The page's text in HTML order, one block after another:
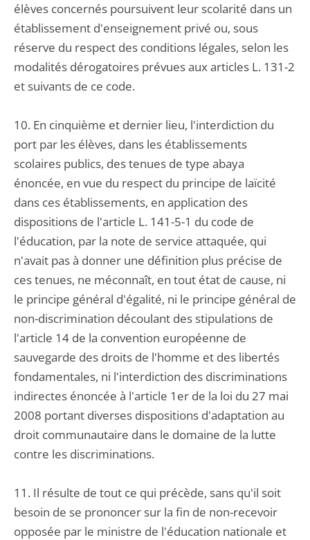
élèves concernés poursuivent leur scolarité dans un
établissement d'enseignement privé ou, sous
réserve du respect des conditions légales, selon les
modalités dérogatoires prévues aux articles L. 131-2
et suivants de ce code.
10. En cinquième et dernier lieu, l'interdiction du
port par les élèves, dans les établissements
scolaires publics, des tenues de type abaya
énoncée, en vue du respect du principe de laïcité
dans ces établissements, en application des
dispositions de l'article L. 141-5-1 du code de
l'éducation, par la note de service attaquée, qui
n'avait pas à donner une définition plus précise de
ces tenues, ne méconnaît, en tout état de cause, ni
le principe général d'égalité, ni le principe général de
non-discrimination découlant des stipulations de
l'article 14 de la convention européenne de
sauvegarde des droits de l'homme et des libertés
fondamentales, ni l'interdiction des discriminations
indirectes énoncée à l'article 1er de la loi du 27 mai
2008 portant diverses dispositions d'adaptation au
droit communautaire dans le domaine de la lutte
contre les discriminations.
11. Il résulte de tout ce qui précède, sans qu'il soit
besoin de se prononcer sur la fin de non-recevoir
opposée par le ministre de l'éducation nationale et